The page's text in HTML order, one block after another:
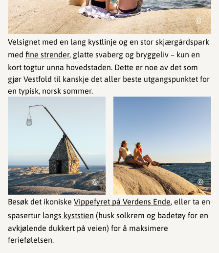
©
Velsignet med en lang kystlinje og en stor skjærgårdspark
med fine strender, glatte svaberg og bryggeliv – kun en
kort togtur unna hovedstaden. Dette er noe av det som
gjør Vestfold til kanskje det aller beste utgangspunktet for
en typisk, norsk sommer.
© ©
Besøk det ikoniske Vippefyret på Verdens Ende, eller ta en
spasertur langs kyststien (husk solkrem og badetøy for en
avkjølende dukkert på veien) for å maksimere
feriefølelsen.